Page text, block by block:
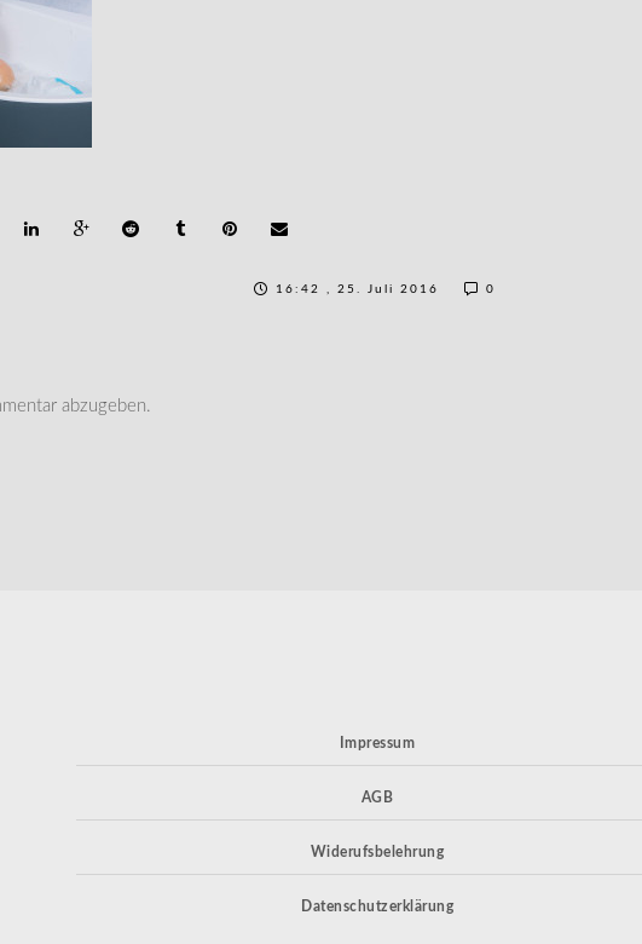
16:42 , 25. Juli 2016 0
abzugeben.
Impressum
AGB
Widerufsbelehrung
Datenschutzerklärung